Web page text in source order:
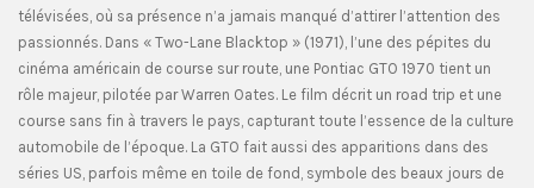
télévisées, où sa présence n’a jamais manqué d’attirer l’attention des
passionnés. Dans « Two-Lane Blacktop » (1971), l’une des pépites du
cinéma américain de course sur route, une Pontiac GTO 1970 tient un
rôle majeur, pilotée par Warren Oates. Le film décrit un road trip et une
course sans fin à travers le pays, capturant toute l’essence de la culture
automobile de l’époque. La GTO fait aussi des apparitions dans des
séries US, parfois même en toile de fond, symbole des beaux jours de